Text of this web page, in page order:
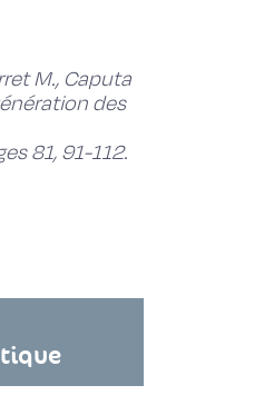
M., Caputa
des
81, 91-112.